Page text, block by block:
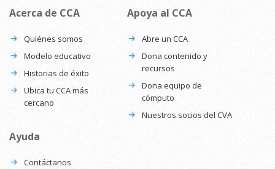
Acerca de CCA
Quiénes somos
Modelo educativo
Historias de éxito
Ubica tu CCA más
cercano
Apoya al CCA
Abre un CCA
Dona contenido y
recursos
Dona equipo de
cómputo
Nuestros socios del CVA
Ayuda
Contáctanos